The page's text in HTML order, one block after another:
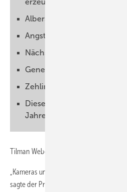
erzeugen
Albers: Es braucht erst
Angst gefährdet
Nächster Bruch der
Genehmigungsprobleme
Zehlinger: Ziele sind nicht
Diese Terawattstunden
Jahren hier ankommen
Tilman Weber
„Kameras und Licht sind Anfang
sagte der Präsident im Bundesverband